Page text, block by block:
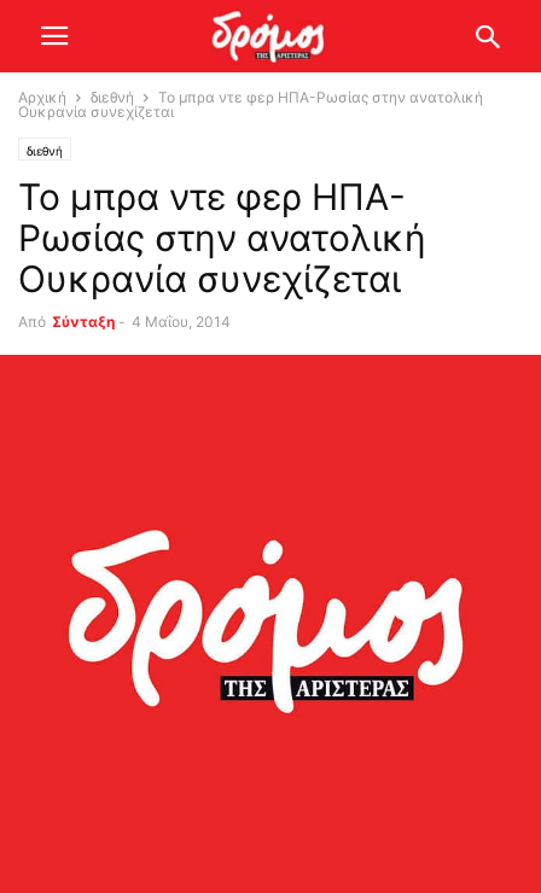
Αρχική διεθνή
Το μπρα ντε φερ ΗΠΑ-Ρωσίας στην ανατολική
Ουκρανία συνεχίζεται
διεθνή
Το μπρα ντε φερ ΗΠΑ-
Ρωσίας στην ανατολική
Ουκρανία συνεχίζεται
Από Σύνταξη - 4 Μαΐου, 2014